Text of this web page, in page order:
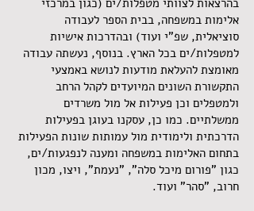
בהרצאות לצוותי מטפלות/ים (כגון במרכזי
אלימות במשפחה, בבית הספר לעבודה
סוציאלית, שפ"י ועוד) ובהדרכות אישיות
למטפלות/ים בכל הארץ. בנוסף, נעשתה עבודה
מאומצת להעלאת מודעות לנושא באמצעי
התקשורת השונים המיועדים לקהל הרחב
ולמטפלים וכן פעילות אל מול משרדים
ממשלתיים. כמו כן, עסקנו בעוגן בפעילות
הדרכתית ולימודית מול עמותות שונות הפעילות
בתחום האלימות במשפחה ומענה לנפגעות/ים,
כגון "פורום מיכל סלה", "נעמת", ויצו, מכון
חרוב, "סהר" ועוד.